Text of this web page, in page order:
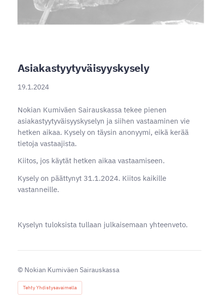
Asiakastyytyväisyyskysely
19.1.2024
Nokian Kumiväen Sairauskassa tekee pienen
asiakastyytyväisyyskyselyn ja siihen vastaaminen vie
hetken aikaa. Kysely on täysin anonyymi, eikä kerää
tietoja vastaajista.
Kiitos, jos käytät hetken aikaa vastaamiseen.
Kysely on päättynyt 31.1.2024. Kiitos kaikille
vastanneille.
Kyselyn tuloksista tullaan julkaisemaan yhteenveto.
© Nokian Kumiväen Sairauskassa
Tehty Yhdistysavaimella